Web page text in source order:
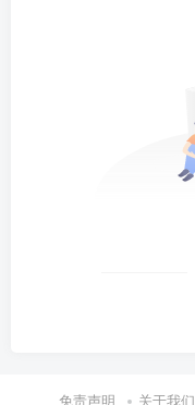
免责声明 关于我们